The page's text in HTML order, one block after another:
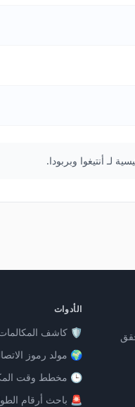
لـ أنتيغوا وبربودا.
الأدوات
🛡️ كاشف
🌍 مولد رموز
🕒 مخطط وقت
🚨 باحث أرقام